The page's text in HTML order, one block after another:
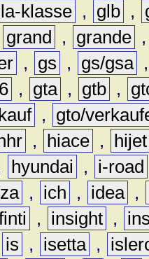
klasse , glb ,
grand , grande
, gs , gs/gsa
, gta , gtb ,
,
gto/
, hiace ,
hijet
hyundai ,
i-road
, ich , idea ,
, insight ,
is , isetta ,